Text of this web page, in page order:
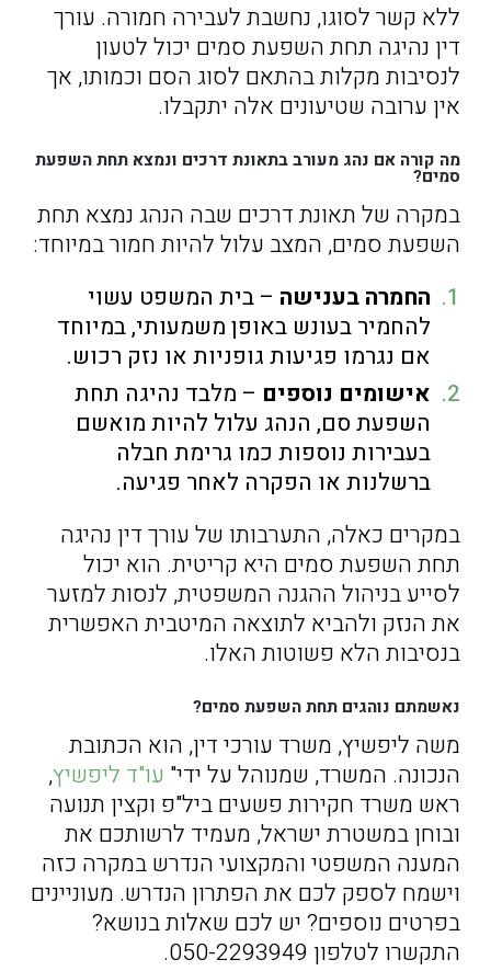
ללא קשר לסוגו, נחשבת לעבירה חמורה. עורך
דין נהיגה תחת השפעת סמים יכול לטעון
לנסיבות מקלות בהתאם לסוג הסם וכמותו, אך
אין ערובה שטיעונים אלה יתקבלו.
מה קורה אם נהג מעורב בתאונת דרכים ונמצא תחת השפעת
סמים?
במקרה של תאונת דרכים שבה הנהג נמצא תחת
השפעת סמים, המצב עלול להיות חמור במיוחד:
החמרה בענישה – בית המשפט עשוי
להחמיר בעונש באופן משמעותי, במיוחד
אם נגרמו פגיעות גופניות או נזק רכוש.
אישומים נוספים – מלבד נהיגה תחת
השפעת סם, הנהג עלול להיות מואשם
בעבירות נוספות כמו גרימת חבלה
ברשלנות או הפקרה לאחר פגיעה.
במקרים כאלה, התערבותו של עורך דין נהיגה
תחת השפעת סמים היא קריטית. הוא יכול
לסייע בניהול ההגנה המשפטית, לנסות למזער
את הנזק ולהביא לתוצאה המיטבית האפשרית
בנסיבות הלא פשוטות האלו.
נאשמתם נוהגים תחת השפעת סמים?
משה ליפשיץ, משרד עורכי דין, הוא הכתובת
הנכונה. המשרד, שמנוהל על ידי" עו"ד ליפשיץ,
ראש משרד חקירות פשעים ביל"פ וקצין תנועה
ובוחן במשטרת ישראל, מעמיד לרשותכם את
המענה המשפטי והמקצועי הנדרש במקרה כזה
וישמח לספק לכם את הפתרון הנדרש. מעוניינים
בפרטים נוספים? יש לכם שאלות בנושא?
התקשרו לטלפון 050-2293949.